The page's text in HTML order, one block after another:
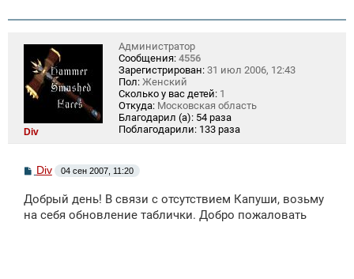
Div
Администратор
Сообщения: 4556
Зарегистрирован: 31 июл 2006, 12:43
Пол: Женский
Сколько у вас детей: 1
Откуда: Московская область
Благодарил (а): 54 раза
Поблагодарили: 133 раза
С
о
б
щ
Div 04 сен 2007, 11:20
Добрый день! В связи с отсутствием Капуши, возьму
на себя обновление таблички. Добро пожаловать